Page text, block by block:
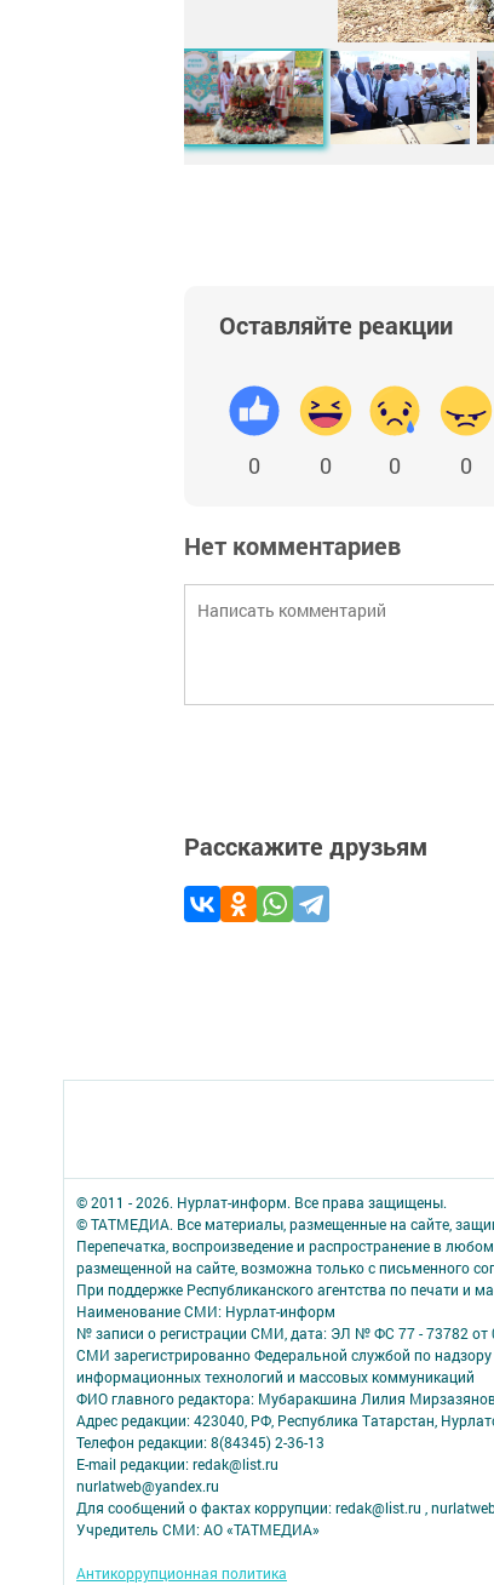
Оставляйте реакции
0 0 0 0
Нет комментариев
Расскажите друзьям
© 2011 - 2026. Нурлат-⁠информ. Все права защищены.
© ТАТМЕДИА. Все материалы, размещенные на сайте,
Перепечатка, воспроизведение и распространение в
размещенной на сайте, возможна только с письменного
При поддержке Республиканского агентства по печати и
Наименование СМИ: Нурлат-⁠информ
№ записи о регистрации СМИ, дата: ЭЛ № ФС 77 -⁠ 73782 от
СМИ зарегистрированно Федеральной службой по надзору
информационных технологий и массовых коммуникаций
ФИО главного редактора: Мубаракшина Лилия
Адрес редакции: 423040, РФ, Республика Татарстан,
Телефон редакции: 8(84345) 2-36-13
E-mail редакции: redak@list.ru
nurlatweb@yandex.ru
Для сообщений о фактах коррупции: redak@list.ru ,
Учредитель СМИ: АО «ТАТМЕДИА»
Антикоррупционная политика